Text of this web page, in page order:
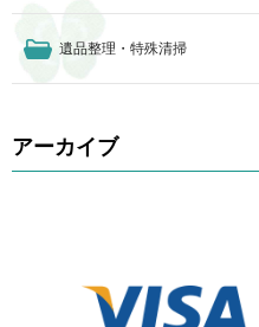
遺品整理・特殊清掃
アーカイブ